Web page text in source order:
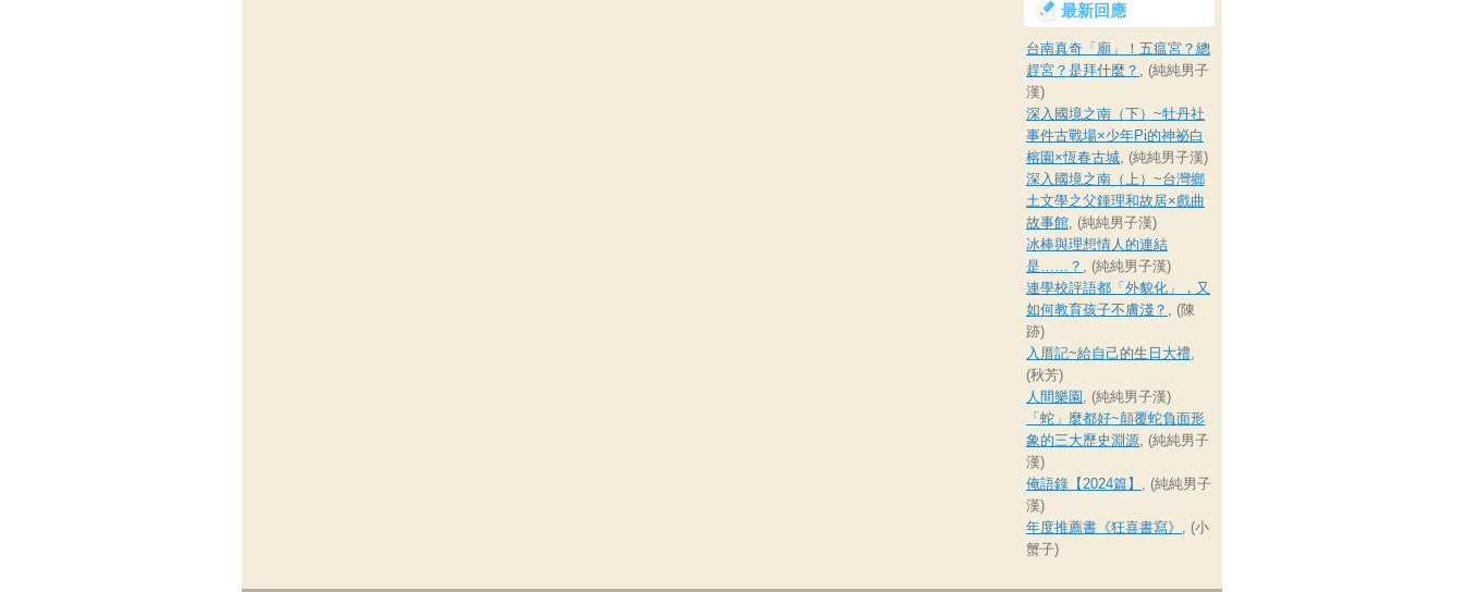
最新回應
台南真奇「廟」！五瘟宮？總
趕宮？是拜什麼？ , (純純男子
漢)
深入國境之南（下）~牡丹社
事件古戰場×少年Pi的神祕白
榕園×恆春古城, (純純男子漢)
深入國境之南（上）~台灣鄉
土文學之父鍾理和故居×戲曲
故事館, (純純男子漢)
冰棒與理想情人的連結
是……？ , (純純男子漢)
連學校評語都「外貌化」，又
如何教育孩子不膚淺？ , (陳
跡)
入厝記~給自己的生日大禮,
(秋芳)
人間樂園 , (純純男子漢)
「蛇」麼都好~顛覆蛇負面形
象的三大歷史淵源, (純純男子
漢)
俺語錄【2024篇】 , (純純男子
漢)
年度推薦書《狂喜書寫》 , (小
蟹子)